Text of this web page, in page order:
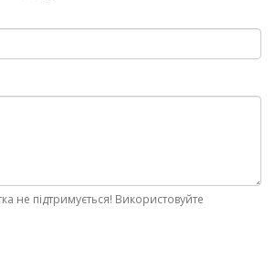
не підтримується! Використовуйте